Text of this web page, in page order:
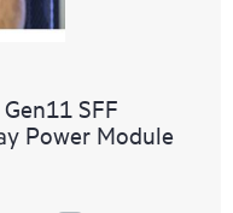
SFF
Power Module